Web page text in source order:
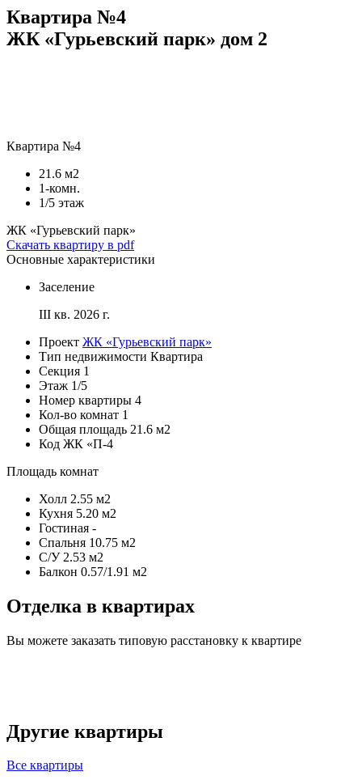
Квартира №4
ЖК «Гурьевский парк» дом 2
Квартира №4
21.6 м2
1-комн.
1/5 этаж
ЖК «Гурьевский парк»
Скачать квартиру в pdf
Основные характеристики
Заселение
III кв. 2026 г.
Проект ЖК «Гурьевский парк»
Тип недвижимости Квартира
Секция 1
Этаж 1/5
Номер квартиры 4
Кол-во комнат 1
Общая площадь 21.6 м2
Код ЖК «П-4
Площадь комнат
Холл 2.55 м2
Кухня 5.20 м2
Гостиная -
Спальня 10.75 м2
С/У 2.53 м2
Балкон 0.57/1.91 м2
Отделка в квартирах
Вы можете заказать типовую расстановку к квартире
Другие квартиры
Все квартиры